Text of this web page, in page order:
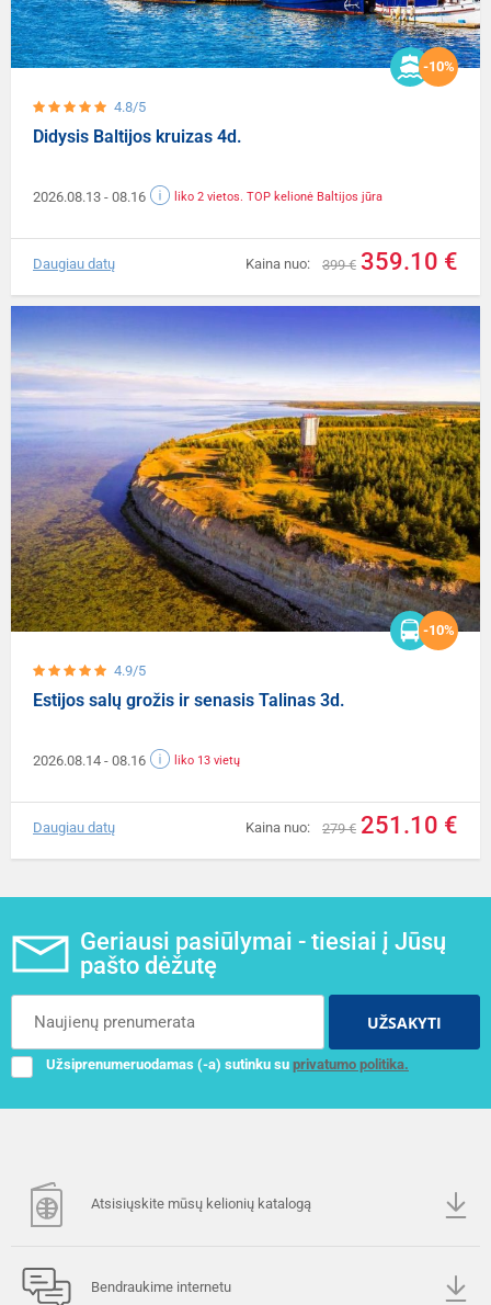
4.8/5
-10%
Didysis Baltijos kruizas 4d.
2026.08.13 - 08.16 liko 2 vietos. TOP kelionė Baltijos jūra
Kaina nuo: 399 € 359.10 €
Daugiau datų
4.9/5
-10%
Estijos salų grožis ir senasis Talinas 3d.
2026.08.14 - 08.16 liko 13 vietų
Kaina nuo: 279 € 251.10 €
Daugiau datų
Geriausi pasiūlymai - tiesiai į Jūsų
pašto dėžutę
UŽSAKYTI
Užsiprenumeruodamas (-a) sutinku su privatumo politika.
Atsisiųskite mūsų kelionių katalogą
Bendraukime internetu